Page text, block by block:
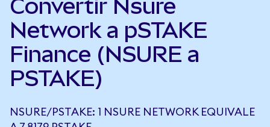
Convertir Nsure
Network a pSTAKE
Finance (NSURE a
PSTAKE)
NSURE/PSTAKE: 1 NSURE NETWORK EQUIVALE